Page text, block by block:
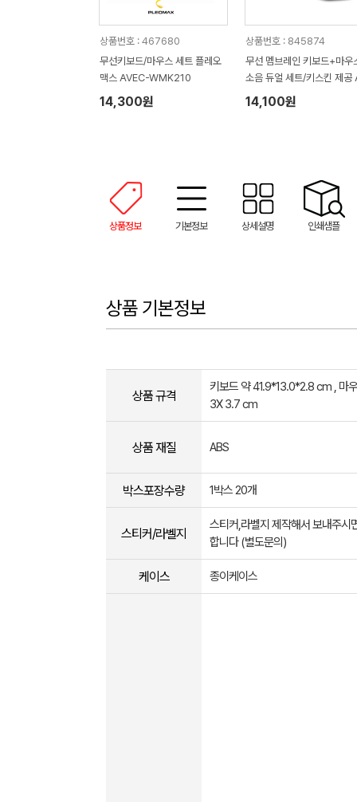
상품번호 : 467680
무선키보드/마우스 세트 플레오
맥스 AVEC-WMK210
14,300원
상품번호 : 845874
무선 멤브레인 키보드+마우
소음 듀얼 세트/키스킨 제공
C-WMK10
14,100원
상품정보 기본정보 상세설명 인쇄샘플
상품 기본정보
상품 규격
키보드 약 41.9*13.0*2.8 cm , 마
3X 3.7 cm
상품 재질 ABS
박스포장수량 1박스 20개
스티커/라벨지
스티커,라벨지 제작해서 보내주시
합니다 (별도문의)
케이스 종이케이스